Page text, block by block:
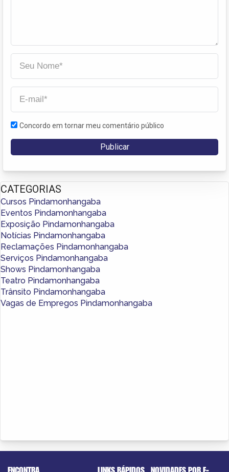
Concordo em tornar meu comentário público
CATEGORIAS
Cursos Pindamonhangaba
Eventos Pindamonhangaba
Exposição Pindamonhangaba
Notícias Pindamonhangaba
Reclamações Pindamonhangaba
Serviços Pindamonhangaba
Shows Pindamonhangaba
Teatro Pindamonhangaba
Trânsito Pindamonhangaba
Vagas de Empregos Pindamonhangaba